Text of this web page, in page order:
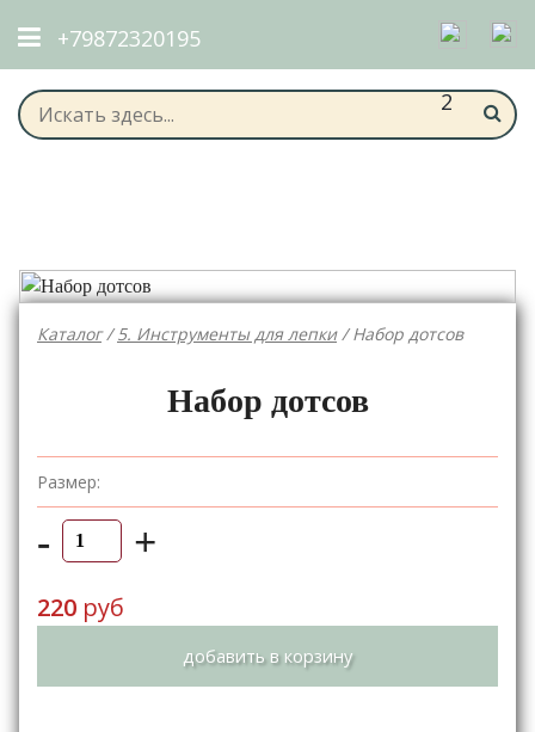
2
+79872320195
Каталог/5. Инструменты для лепки/ Набор дотсов
Набор дотсов
Размер:
- +
220 руб
добавить в корзину